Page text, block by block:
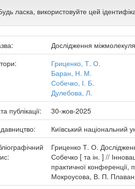
ласка, використовуйте цей
Дослідження
Гриценко, Т. О.
Баран, Н. М.
Собечко, І. Б.
Дулебова, Л.
публікації:
30-жов-2025
Київський національний
Гриценко Т. О.
Собечко [ та ін. ] //
практичної конференції,
Мокроусова, В. П.